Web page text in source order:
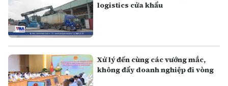
logistics cửa khẩu
Xử lý đến cùng các vướng mắc,
không đẩy doanh nghiệp đi vòng